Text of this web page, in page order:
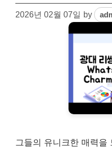
2026년 02월 07일 by
그들의 유니크한 매력을